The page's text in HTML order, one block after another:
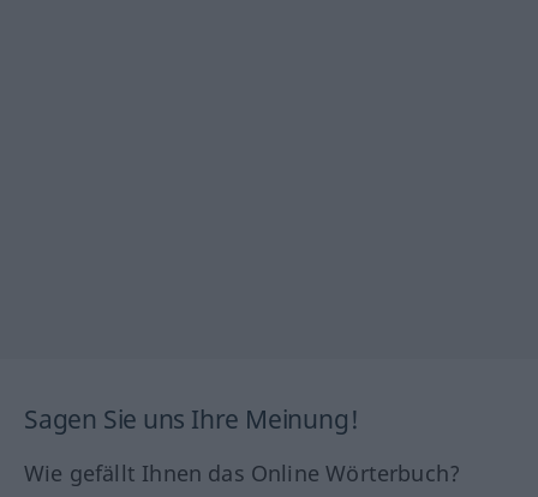
Sagen Sie uns Ihre Meinung!
Wie gefällt Ihnen das Online Wörterbuch?